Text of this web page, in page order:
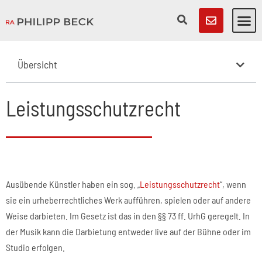
Leistungsschutzrecht
Ausübende Künstler haben ein sog. „Leistungsschutzrecht“, wenn
sie ein urheberrechtliches Werk aufführen, spielen oder auf andere
Weise darbieten. Im Gesetz ist das in den §§ 73 ff. UrhG geregelt. In
der Musik kann die Darbietung entweder live auf der Bühne oder im
Studio erfolgen.
Übersicht